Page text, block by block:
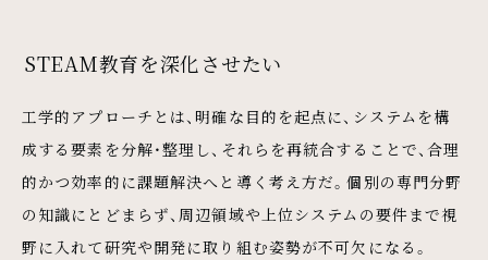
STEAM教育を深化させたい
工学的アプローチとは、明確な目的を起点に、システムを構
成する要素を分解・整理し、それらを再統合することで、合理
的かつ効率的に課題解決へと導く考え方だ。個別の専門分野
の知識にとどまらず、周辺領域や上位システムの要件まで視
野に入れて研究や開発に取り組む姿勢が不可欠になる。